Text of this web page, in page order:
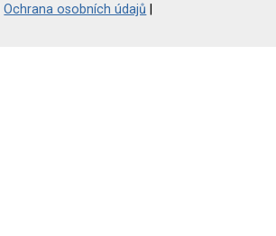
|Ochrana osobních údajů